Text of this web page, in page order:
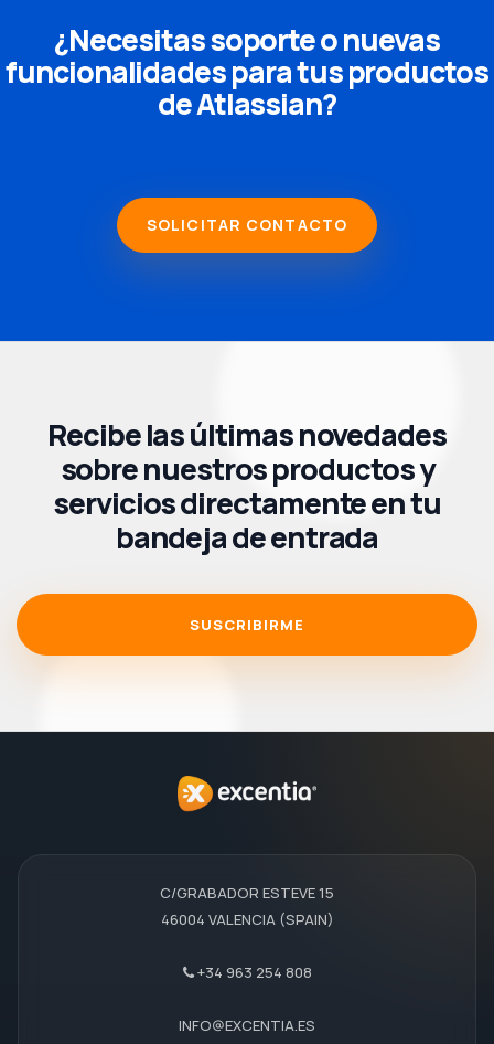
¿Necesitas soporte o nuevas
funcionalidades para tus productos
de Atlassian?
SOLICITAR CONTACTO
Recibe las últimas novedades
sobre nuestros productos y
servicios directamente en tu
bandeja de entrada
SUSCRIBIRME
C/GRABADOR ESTEVE 15
46004 VALENCIA (SPAIN)
+34 963 254 808
INFO@EXCENTIA.ES